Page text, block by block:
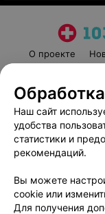
О проекте
Наш сайт
удобства
статистики и
рекомендаций.
Вы можете
cookie или
Для получения